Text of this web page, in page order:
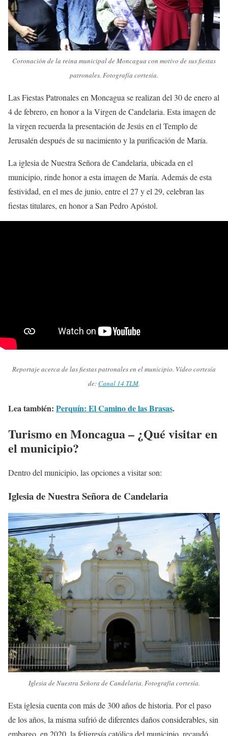
Coronación de la reina municipal de Moncagua con motivo de sus fiestas
patronales. Fotografía cortesía.
Las Fiestas Patronales en Moncagua se realizan del 30 de enero al
4 de febrero, en honor a la Virgen de Candelaria. Esta imagen de
la virgen recuerda la presentación de Jesús en el Templo de
Jerusalén después de su nacimiento y la purificación de María.
La iglesia de Nuestra Señora de Candelaria, ubicada en el
municipio, rinde honor a esta imagen de María. Además de esta
festividad, en el mes de junio, entre el 27 y el 29, celebran las
fiestas titulares, en honor a San Pedro Apóstol.
Reportaje acerca de las fiestas patronales en el municipio. Vídeo cortesía
de:Canal 14 TLM.
Lea también: Perquín: El Camino de las Brasas.
Turismo en Moncagua – ¿Qué visitar en
el municipio?
Dentro del municipio, las opciones a visitar son:
Iglesia de Nuestra Señora de Candelaria
Iglesia de Nuestra Señora de Candelaria. Fotografía cortesía.
Esta iglesia cuenta con más de 300 años de historia. Por el paso
de los años, la misma sufrió de diferentes daños considerables, sin
embargo, en 2020, la feligresía católica del municipio, recaudó